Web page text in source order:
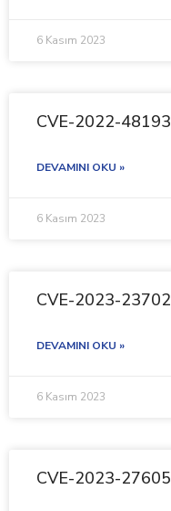
6 Kasım 2023
CVE-2022-48193
DEVAMINI OKU »
6 Kasım 2023
CVE-2023-23702
DEVAMINI OKU »
6 Kasım 2023
CVE-2023-27605